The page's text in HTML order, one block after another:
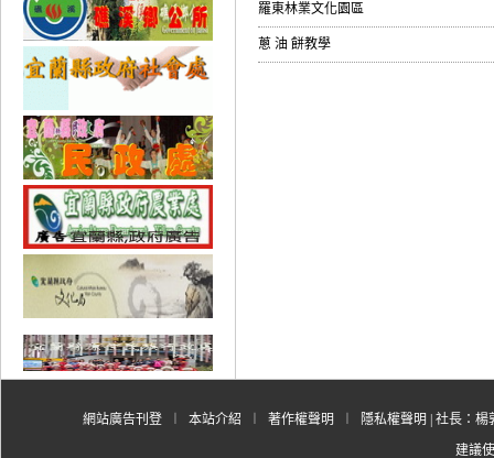
羅東林業文化園區
蔥 油 餅教學
網站廣告刊登 本站介紹 著作權聲明 隱私權聲明 | 社長：
建議